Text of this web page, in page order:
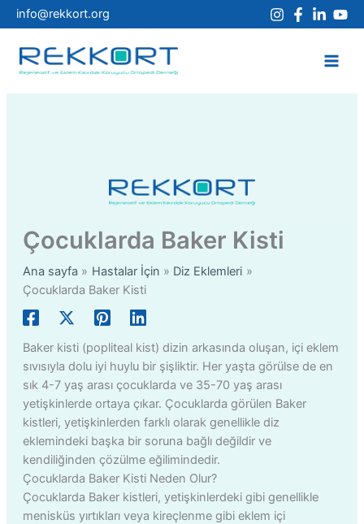
İçeriğe
atla
info@rekkort.org
Çocuklarda Baker Kisti
Ana sayfa Hastalar İçin
Diz Eklemleri
Çocuklarda Baker Kisti
Baker kisti (popliteal kist) dizin arkasında oluşan, içi eklem
sıvısıyla dolu iyi huylu bir şişliktir. Her yaşta görülse de en
sık 4-7 yaş arası çocuklarda ve 35-70 yaş arası
yetişkinlerde ortaya çıkar. Çocuklarda görülen Baker
kistleri, yetişkinlerden farklı olarak genellikle diz
eklemindeki başka bir soruna bağlı değildir ve
kendiliğinden çözülme eğilimindedir.
Çocuklarda Baker Kisti Neden Olur?
Çocuklarda Baker kistleri, yetişkinlerdeki gibi genellikle
menisküs yırtıkları veya kireçlenme gibi eklem içi